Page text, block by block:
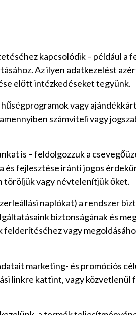
kapcsolódik – például a
Az ilyen adatkezelést
előtt intézkedéseket tegyünk.
vagy
számviteli vagy
is – feldolgozzuk a
fejlesztése iránti jogos
töröljük vagy névtelenítjük őket.
naplókat) a rendszer
biztonságának és
vagy
marketing- és promóciós
linkre kattint, vagy közvetlenül